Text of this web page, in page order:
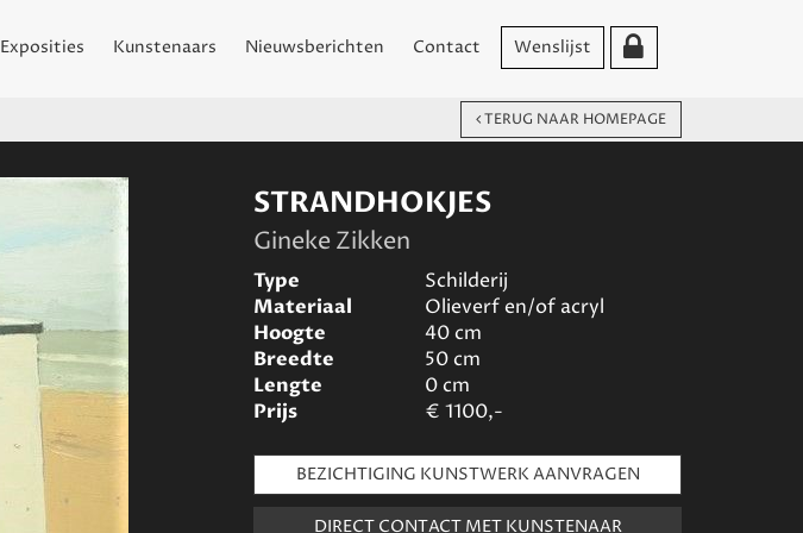
Exposities Kunstenaars Nieuwsberichten Contact Wenslijst
TERUG NAAR HOMEPAGE
STRANDHOKJES
Gineke Zikken
Type
Schilderij
Materiaal
Olieverf en/of acryl
Hoogte
40cm
Breedte
50cm
Lengte
0cm
Prijs
€ 1100,-
BEZICHTIGING KUNSTWERK AANVRAGEN
DIRECT CONTACT MET KUNSTENAAR